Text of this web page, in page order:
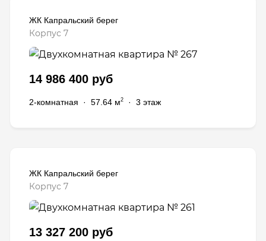
ЖК Капральский берег
Корпус 7
14 986 400 руб
2-комнатная · 57.64 м2 · 3 этаж
ЖК Капральский берег
Корпус 7
13 327 200 руб